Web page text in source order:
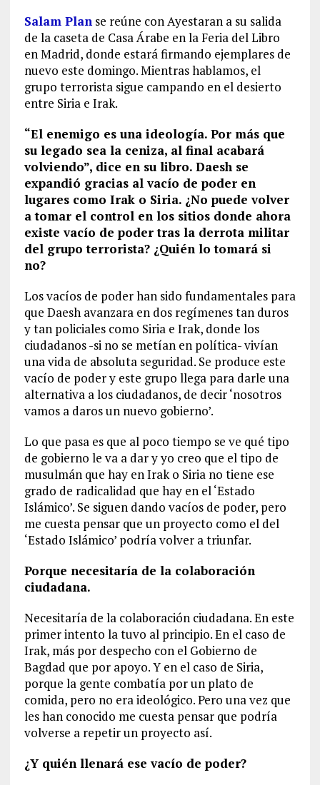
Salam Planse reúne con Ayestaran a su salida
de la caseta de Casa Árabe en la Feria del Libro
en Madrid, donde estará firmando ejemplares de
nuevo este domingo. Mientras hablamos, el
grupo terrorista sigue campando en el desierto
entre Siria e Irak.
“El enemigo es una ideología. Por más que
su legado sea la ceniza, al final acabará
volviendo”, dice en su libro. Daesh se
expandió gracias al vacío de poder en
lugares como Irak o Siria. ¿No puede volver
a tomar el control en los sitios donde ahora
existe vacío de poder tras la derrota militar
del grupo terrorista? ¿Quién lo tomará si
no?
Los vacíos de poder han sido fundamentales para
que Daesh avanzara en dos regímenes tan duros
y tan policiales como Siria e Irak, donde los
ciudadanos -si no se metían en política- vivían
una vida de absoluta seguridad. Se produce este
vacío de poder y este grupo llega para darle una
alternativa a los ciudadanos, de decir ‘nosotros
vamos a daros un nuevo gobierno’.
Lo que pasa es que al poco tiempo se ve qué tipo
de gobierno le va a dar y yo creo que el tipo de
musulmán que hay en Irak o Siria no tiene ese
grado de radicalidad que hay en el ‘Estado
Islámico’. Se siguen dando vacíos de poder, pero
me cuesta pensar que un proyecto como el del
‘Estado Islámico’ podría volver a triunfar.
Porque necesitaría de la colaboración
ciudadana.
Necesitaría de la colaboración ciudadana. En este
primer intento la tuvo al principio. En el caso de
Irak, más por despecho con el Gobierno de
Bagdad que por apoyo. Y en el caso de Siria,
porque la gente combatía por un plato de
comida, pero no era ideológico. Pero una vez que
les han conocido me cuesta pensar que podría
volverse a repetir un proyecto así.
¿Y quién llenará ese vacío de poder?